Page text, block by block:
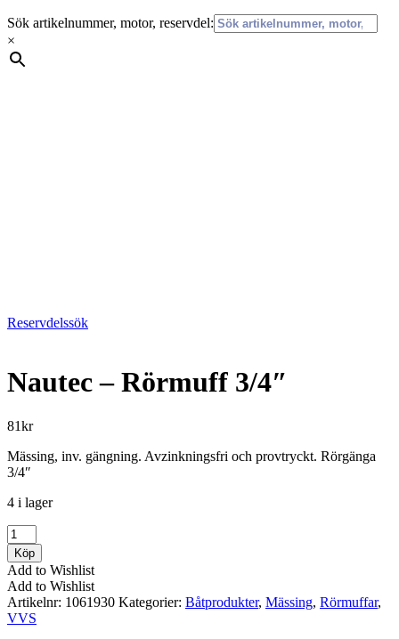
Sök artikelnummer, motor, reservdel:
×
Reservdelssök
Nautec – Rörmuff 3/4″
81kr
Mässing, inv. gängning. Avzinkningsfri och provtryckt. Rörgänga
3/4″
4 i lager
Nautec
-
Rörmuff
3/4"
mängd
Köp
Add to Wishlist
Add to Wishlist
Artikelnr: 1061930 Kategorier: Båtprodukter, Mässing, Rörmuffar,
VVS